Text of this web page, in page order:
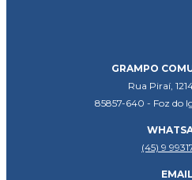
GRAMPO
Rua Piraí,
85857-640 - Foz do
(45) 9
EMAIL